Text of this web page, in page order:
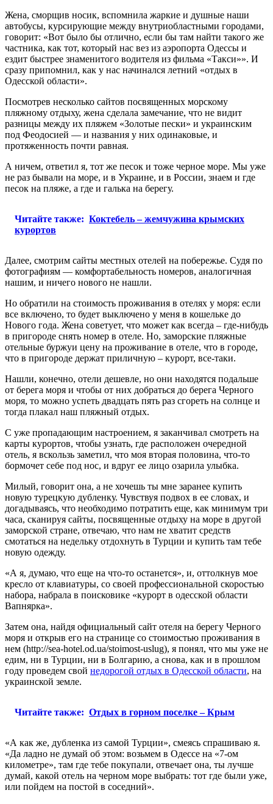
Жена, сморщив носик, вспомнила жаркие и душные наши
автобусы, курсирующие между внутриобластными городами,
говорит: «Вот было бы отлично, если бы там найти такого же
частника, как тот, который нас вез из аэропорта Одессы и
ездит быстрее знаменитого водителя из фильма «Такси»». И
сразу припомнил, как у нас начинался летний «отдых в
Одесской области».
Посмотрев несколько сайтов посвященных морскому
пляжному отдыху, жена сделала замечание, что не видит
разницы между их пляжем «Золотые пески» и украинским
под Феодосией — и названия у них одинаковые, и
протяженность почти равная.
А ничем, ответил я, тот же песок и тоже черное море. Мы уже
не раз бывали на море, и в Украине, и в России, знаем и где
песок на пляже, а где и галька на берегу.
Читайте также: Коктебель – жемчужина крымских
курортов
Далее, смотрим сайты местных отелей на побережье. Судя по
фотографиям — комфортабельность номеров, аналогичная
нашим, и ничего нового не нашли.
Но обратили на стоимость проживания в отелях у моря: если
все включено, то будет выключено у меня в кошельке до
Нового года. Жена советует, что может как всегда – где-нибудь
в пригороде снять номер в отеле. Но, заморские пляжные
отельные буржуи цену на проживание в отеле, что в городе,
что в пригороде держат приличную – курорт, все-таки.
Нашли, конечно, отели дешевле, но они находятся подальше
от берега моря и чтобы от них добраться до берега Черного
моря, то можно успеть двадцать пять раз сгореть на солнце и
тогда плакал наш пляжный отдых.
С уже пропадающим настроением, я заканчивал смотреть на
карты курортов, чтобы узнать, где расположен очередной
отель, я вскользь заметил, что моя вторая половина, что-то
бормочет себе под нос, и вдруг ее лицо озарила улыбка.
Милый, говорит она, а не хочешь ты мне заранее купить
новую турецкую дубленку. Чувствуя подвох в ее словах, и
догадываясь, что необходимо потратить еще, как минимум три
часа, сканируя сайты, посвященные отдыху на море в другой
заморской стране, отвечаю, что нам не хватит средств
смотаться на недельку отдохнуть в Турции и купить там тебе
новую одежду.
«А я, думаю, что еще на что-то останется», и, оттолкнув мое
кресло от клавиатуры, со своей профессиональной скоростью
набора, набрала в поисковике «курорт в одесской области
Вапнярка».
Затем она, найдя официальный сайт отеля на берегу Черного
моря и открыв его на странице со стоимостью проживания в
нем (http://sea-hotel.od.ua/stoimost-uslug), я понял, что мы уже не
едим, ни в Турции, ни в Болгарию, а снова, как и в прошлом
году проведем свой недорогой отдых в Одесской области, на
украинской земле.
Читайте также: Отдых в горном поселке – Крым
«А как же, дубленка из самой Турции», смеясь спрашиваю я.
«Да ладно не думай об этом: возьмем в Одессе на «7-ом
километре», там где тебе покупали, отвечает она, ты лучше
думай, какой отель на черном море выбрать: тот где были уже,
или пойдем на постой в соседний».